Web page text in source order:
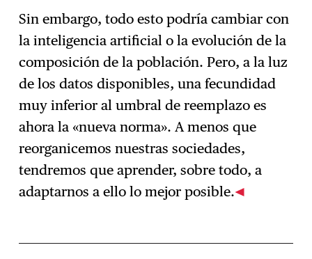
Sin embargo, todo esto podría cambiar con
la inteligencia artificial o la evolución de la
composición de la población. Pero, a la luz
de los datos disponibles, una fecundidad
muy inferior al umbral de reemplazo es
ahora la «nueva norma». A menos que
reorganicemos nuestras sociedades,
tendremos que aprender, sobre todo, a
adaptarnos a ello lo mejor posible.